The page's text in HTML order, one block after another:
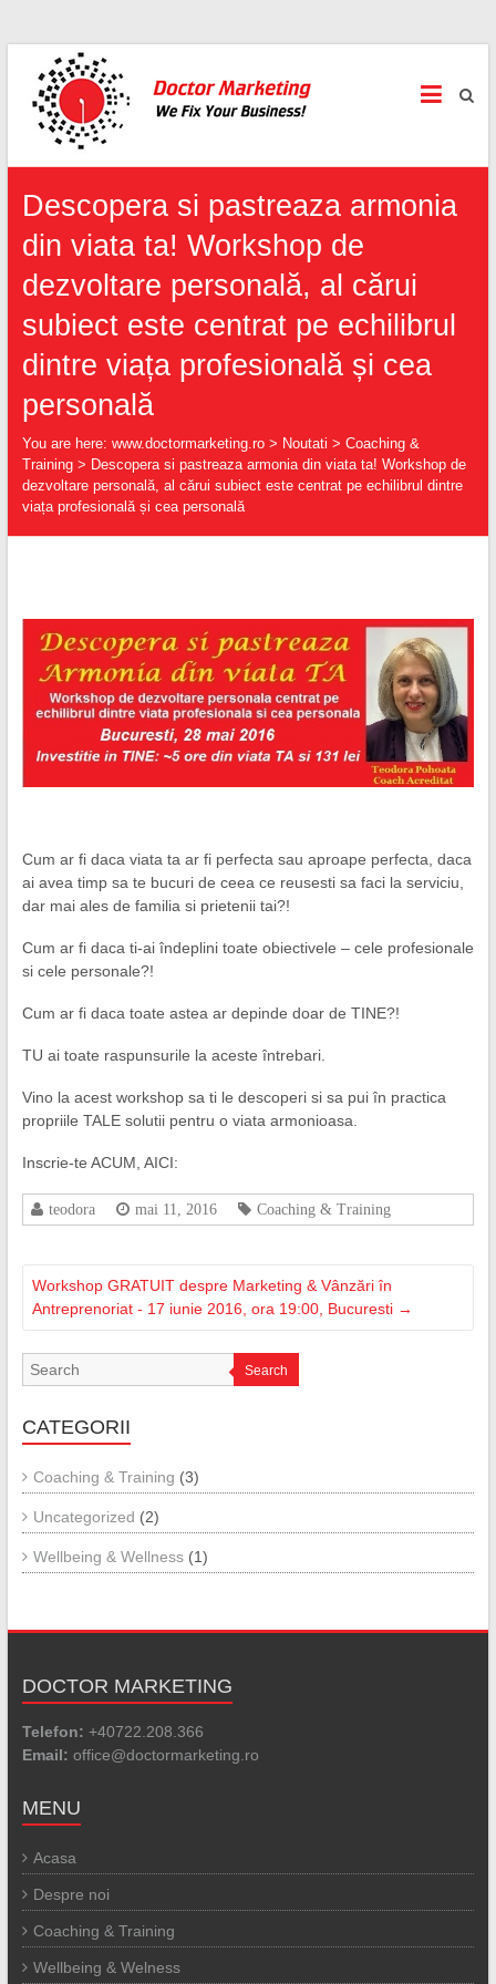
www.doctormarketing.ro
For Your Personal & Professional Success
Descopera si pastreaza armonia
din viata ta! Workshop de
dezvoltare personală, al cărui
subiect este centrat pe echilibrul
dintre viața profesională și cea
personală
You are here: www.doctormarketing.ro> Noutati > Coaching &
Training> Descopera si pastreaza armonia din viata ta! Workshop de
dezvoltare personală, al cărui subiect este centrat pe echilibrul dintre
viața profesională și cea personală
Cum ar fi daca viata ta ar fi perfecta sau aproape perfecta, daca
ai avea timp sa te bucuri de ceea ce reusesti sa faci la serviciu,
dar mai ales de familia si prietenii tai?!
Cum ar fi daca ti-ai îndeplini toate obiectivele – cele profesionale
si cele personale?!
Cum ar fi daca toate astea ar depinde doar de TINE?!
TU ai toate raspunsurile la aceste întrebari.
Vino la acest workshop sa ti le descoperi si sa pui în practica
propriile TALE solutii pentru o viata armonioasa.
Inscrie-te ACUM, AICI:
teodora mai 11, 2016 Coaching & Training
Workshop GRATUIT despre Marketing & Vânzări în
Antreprenoriat - 17 iunie 2016, ora 19:00, Bucuresti →
Search
CATEGORII
Coaching & Training (3)
Uncategorized (2)
Wellbeing & Wellness(1)
DOCTOR MARKETING
Telefon: +40722.208.366
Email: office@doctormarketing.ro
MENU
Acasa
Despre noi
Coaching & Training
Wellbeing & Welness